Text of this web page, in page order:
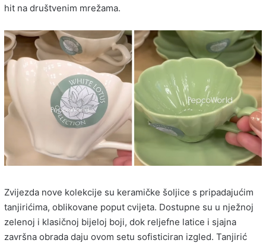
hit na društvenim mrežama.
Zvijezda nove kolekcije su keramičke šoljice s pripadajućim
tanjirićima, oblikovane poput cvijeta. Dostupne su u nježnoj
zelenoj i klasičnoj bijeloj boji, dok reljefne latice i sjajna
završna obrada daju ovom setu sofisticiran izgled. Tanjirić